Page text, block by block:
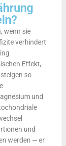
wenn sie
verhindert
Effekt,
so
und
und
werden — er